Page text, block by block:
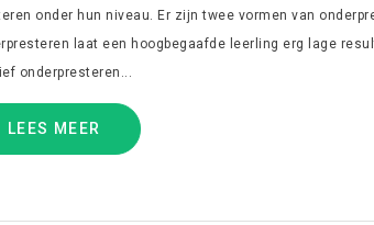
onder hun niveau. Er zijn twee vormen van
laat een hoogbegaafde leerling erg lage
onderpresteren...
LEES MEER